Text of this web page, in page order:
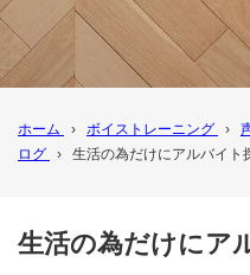
ホーム › ボイストレーニング ›
ログ
› 生活の為だけにアルバイト
生活の為だけにア